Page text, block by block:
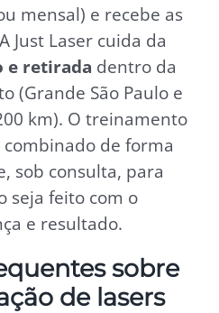
mensal) e recebe as
Just Laser cuida da
e retirada dentro da
(Grande São Paulo e
km). O treinamento
de forma
sob consulta, para
seja feito com o
e resultado.
sobre
de lasers